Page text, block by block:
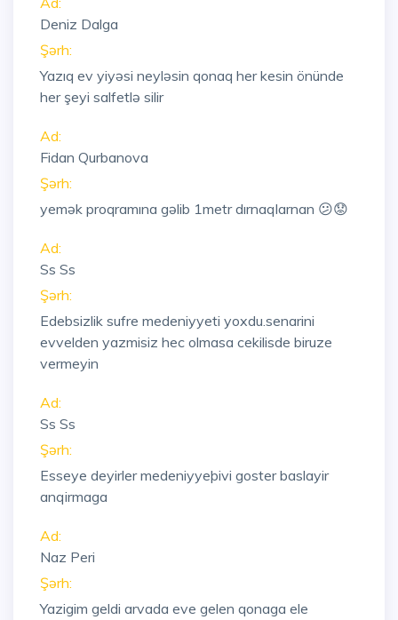
Deniz Dalga
Şərh:
Yazıq ev yiyəsi neyləsin qonaq her kesin önünde
her şeyi salfetlə silir
Ad:
Fidan Qurbanova
Şərh:
yemək proqramına gəlib 1metr dırnaqlarnan 😕😟
Ad:
Ss Ss
Şərh:
Edebsizlik sufre medeniyyeti yoxdu.senarini
evvelden yazmisiz hec olmasa cekilisde biruze
vermeyin
Ad:
Ss Ss
Şərh:
Esseye deyirler medeniyyeþivi goster baslayir
anqirmaga
Ad:
Naz Peri
Şərh:
Yazigim geldi arvada eve gelen qonaga ele